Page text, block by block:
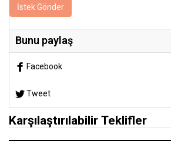
İstek Gönder
Bunu paylaş
Facebook
Tweet
Karşılaştırılabilir Teklifler